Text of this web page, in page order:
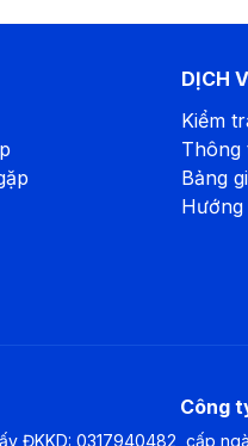
DỊCH
Kiểm
Thông
Bảng
Hướng
Công
ĐKKD: 0317940482, cấp